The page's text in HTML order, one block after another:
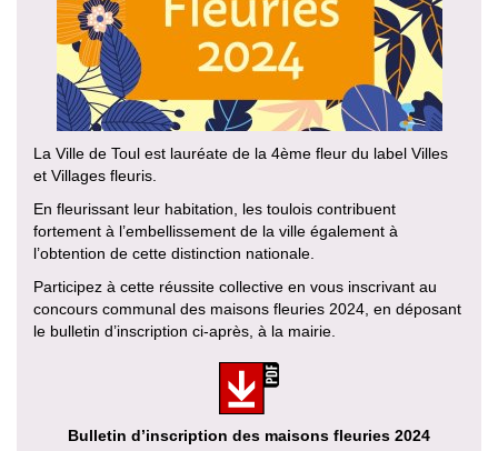
La Ville de Toul est lauréate de la 4ème fleur du label Villes
et Villages fleuris.
En fleurissant leur habitation, les toulois contribuent
fortement à l’embellissement de la ville également à
l’obtention de cette distinction nationale.
Participez à cette réussite collective en vous inscrivant au
concours communal des maisons fleuries 2024, en déposant
le bulletin d’inscription ci-après, à la mairie.
Bulletin d’inscription des maisons fleuries 2024